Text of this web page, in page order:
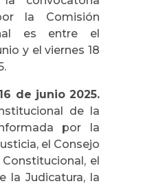
la Comisión
es entre el
y el viernes 18
de junio 2025.
de la
por la
el Consejo
el
la Judicatura, la